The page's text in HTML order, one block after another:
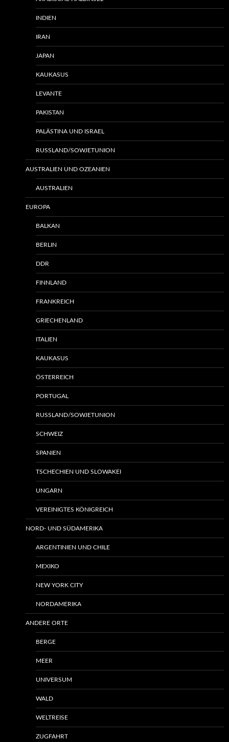
INDIEN
IRAN
JAPAN
KAUKASUS
LEVANTE
PAKISTAN
PALÄSTINA UND ISRAEL
RUSSLAND/SOWJETUNION
AUSTRALIEN UND OZEANIEN
AUSTRALIEN
EUROPA
BALKAN
BERLIN
DDR
FINNLAND
FRANKREICH
GRIECHENLAND
ITALIEN
KAUKASUS
ÖSTERREICH
PORTUGAL
RUSSLAND/SOWJETUNION
SCHWEIZ
SPANIEN
TSCHECHIEN UND SLOWAKEI
UNGARN
VEREINIGTES KÖNIGREICH
NORD- UND SÜDAMERIKA
ARGENTINIEN UND CHILE
MEXIKO
NEW YORK CITY
NORDAMERIKA
ANDERE ORTE
BERGE
MEER
UNIVERSUM
WALD
WELTREISE
ZUGFAHRT